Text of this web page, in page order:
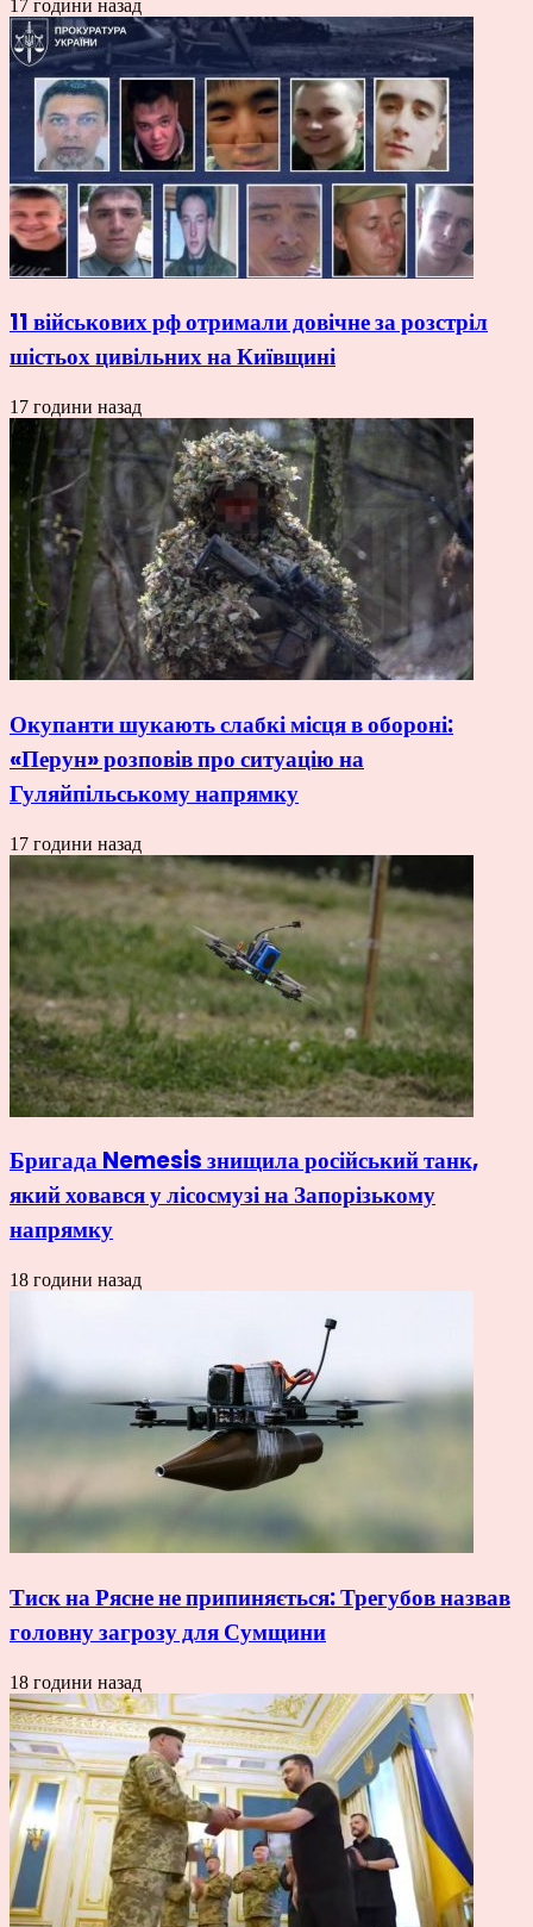
17 години назад
11 військових рф отримали довічне за розстріл
шістьох цивільних на Київщині
17 години назад
Окупанти шукають слабкі місця в обороні:
«Перун» розповів про ситуацію на
Гуляйпільському напрямку
17 години назад
Бригада Nemesis знищила російський танк,
який ховався у лісосмузі на Запорізькому
напрямку
18 години назад
Тиск на Рясне не припиняється: Трегубов назвав
головну загрозу для Сумщини
18 години назад